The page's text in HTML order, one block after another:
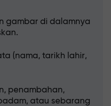
gambar di dalamnya
(nama, tarikh lahir,
penambahan,
atau sebarang